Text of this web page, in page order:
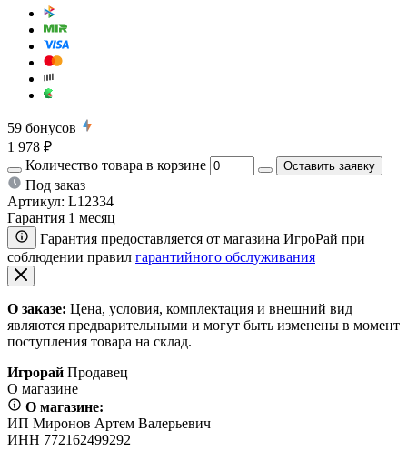
59 бонусов
1 978 ₽
Количество товара в корзине
Оставить заявку
Под заказ
Артикул: L12334
Гарантия 1 месяц
Гарантия предоставляется от магазина ИгроРай при
соблюдении правил гарантийного обслуживания
О заказе: Цена, условия, комплектация и внешний вид
являются предварительными и могут быть изменены в момент
поступления товара на склад.
Игрорай Продавец
О магазине
О магазине:
ИП Миронов Артем Валерьевич
ИНН 772162499292